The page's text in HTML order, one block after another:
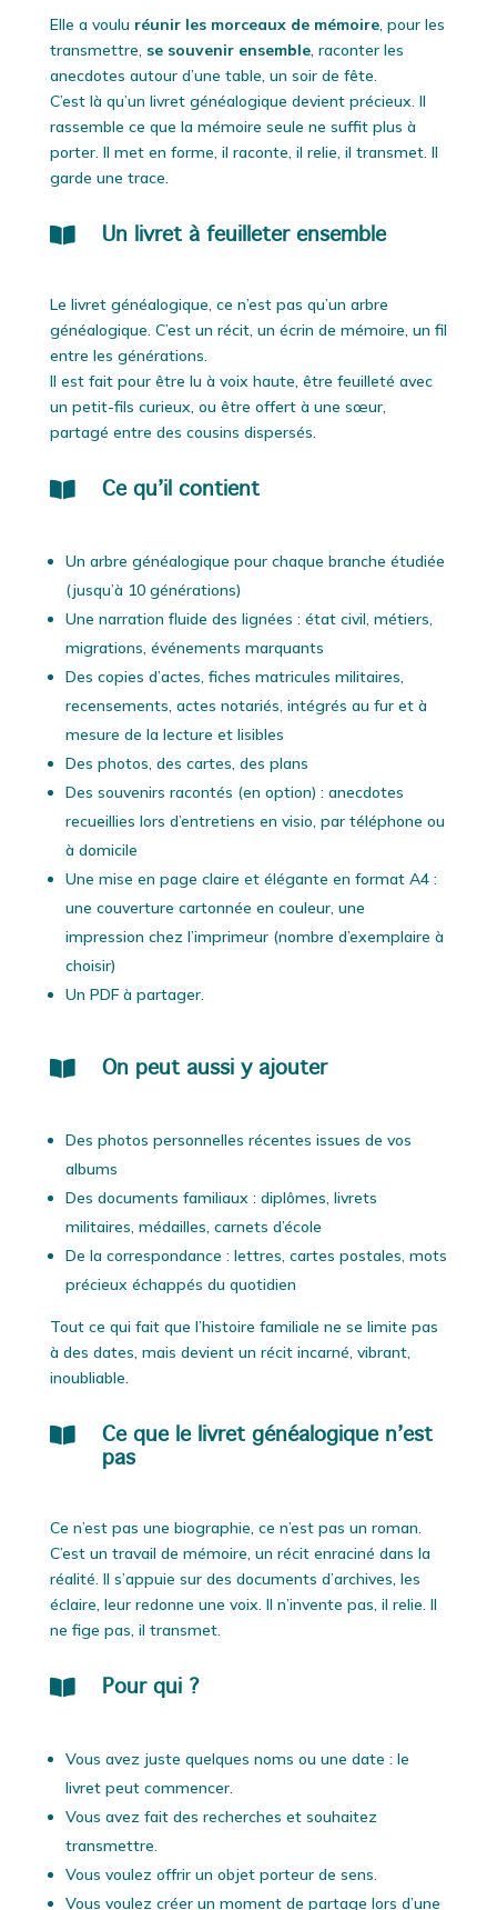
Elle a voulu réunir les morceaux de mémoire, pour les
transmettre, se souvenir ensemble, raconter les
anecdotes autour d’une table, un soir de fête.
C’est là qu’un livret généalogique devient précieux. Il
rassemble ce que la mémoire seule ne suffit plus à
porter. Il met en forme, il raconte, il relie, il transmet. Il
garde une trace.
 Un livret à feuilleter ensemble
Le livret généalogique, ce n’est pas qu’un arbre
généalogique. C’est un récit, un écrin de mémoire, un fil
entre les générations.
Il est fait pour être lu à voix haute, être feuilleté avec
un petit-fils curieux, ou être offert à une sœur,
partagé entre des cousins dispersés.
 Ce qu’il contient
Un arbre généalogique pour chaque branche étudiée
(jusqu’à 10 générations)
Une narration fluide des lignées : état civil, métiers,
migrations, événements marquants
Des copies d’actes, fiches matricules militaires,
recensements, actes notariés, intégrés au fur et à
mesure de la lecture et lisibles
Des photos, des cartes, des plans
Des souvenirs racontés (en option) : anecdotes
recueillies lors d’entretiens en visio, par téléphone ou
à domicile
Une mise en page claire et élégante en format A4 :
une couverture cartonnée en couleur, une
impression chez l’imprimeur (nombre d’exemplaire à
choisir)
Un PDF à partager.
 On peut aussi y ajouter
Des photos personnelles récentes issues de vos
albums
Des documents familiaux : diplômes, livrets
militaires, médailles, carnets d’école
De la correspondance : lettres, cartes postales, mots
précieux échappés du quotidien
Tout ce qui fait que l’histoire familiale ne se limite pas
à des dates, mais devient un récit incarné, vibrant,
inoubliable.

Ce que le livret généalogique n’est
pas
Ce n’est pas une biographie, ce n’est pas un roman.
C’est un travail de mémoire, un récit enraciné dans la
réalité. Il s’appuie sur des documents d’archives, les
éclaire, leur redonne une voix. Il n’invente pas, il relie. Il
ne fige pas, il transmet.
 Pour qui ?
Vous avez juste quelques noms ou une date : le
livret peut commencer.
Vous avez fait des recherches et souhaitez
transmettre.
Vous voulez offrir un objet porteur de sens.
Vous voulez créer un moment de partage lors d’une